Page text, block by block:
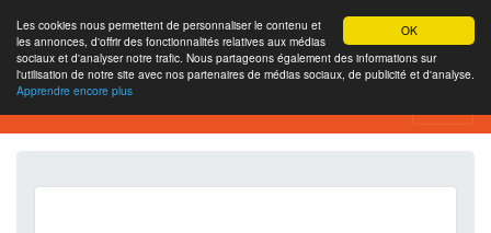
OK
Les cookies nous permettent de personnaliser le contenu et
les annonces, d'offrir des fonctionnalités relatives aux médias
sociaux et d'analyser notre trafic. Nous partageons également des informations sur
l'utilisation de notre site avec nos partenaires de médias sociaux, de publicité et d'analyse.
Apprendre encore plus
SEO Analytics